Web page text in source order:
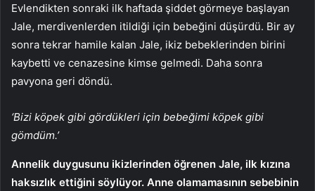
Evlendikten sonraki ilk haftada şiddet görmeye başlayan
Jale, merdivenlerden itildiği için bebeğini düşürdü. Bir ay
sonra tekrar hamile kalan Jale, ikiz bebeklerinden birini
kaybetti ve cenazesine kimse gelmedi. Daha sonra
pavyona geri döndü.
‘Bizi köpek gibi gördükleri için bebeğimi köpek gibi
gömdüm.’
Annelik duygusunu ikizlerinden öğrenen Jale, ilk kızına
haksızlık ettiğini söylüyor. Anne olamamasının sebebinin